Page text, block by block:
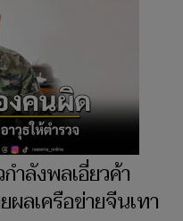
ำลังพลเอี่ยวค้า
ลเครือข่ายจีนเทา